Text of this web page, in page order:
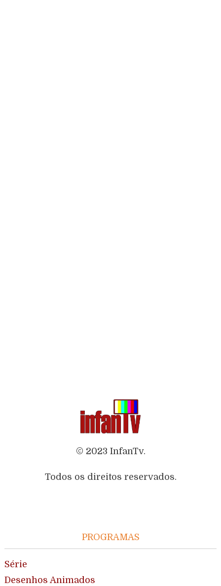
© 2023 InfanTv.
Todos os direitos reservados.
PROGRAMAS
Série
Desenhos Animados